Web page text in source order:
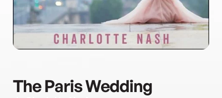
The Paris Wedding